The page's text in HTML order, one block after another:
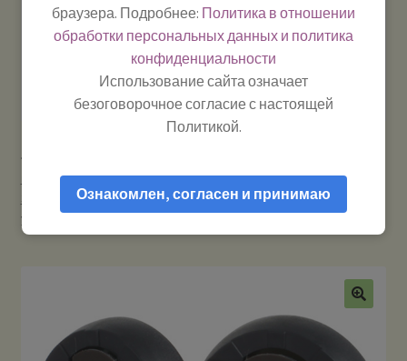
Как пользоваться
Полезная информация
Мой аккаунт
Системы Связи:
г. Красноярск, ул.
Работаем:Пн-Пт:
10:00–18:00
-
Телефон:+7-
391-249-1040
Тел.|WA|Telegram:
+79029904090
интернета
Антенны для усиления сотового сигнала GSM /
3G / 4G / Wi-Fi
NAVI-7100R (GPS / ГЛОНАСС) — Антенна для
усиления сигнала
браузера. Подробнее: Политика в отношении
обработки персональных данных и политика
конфиденциальности
Использование сайта означает
безоговорочное согласие с настоящей
Политикой.
Ознакомлен, согласен и принимаю